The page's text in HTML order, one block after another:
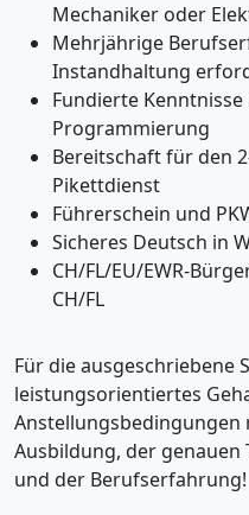
Mechaniker oder
Mehrjährige
Instandhaltung
Fundierte Kenntnisse
Programmierung
Bereitschaft für den
Pikettdienst
Führerschein und
Sicheres Deutsch in
CH/FL/EU/EWR-
CH/FL
Für die ausgeschriebene
leistungsorientiertes
Ausbildung, der
und der Berufserfahrung!